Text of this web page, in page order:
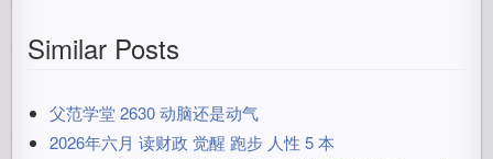
Similar Posts
父范学堂 2630 动脑还是动气
2026年六月 读财政 觉醒 跑步 人性 5 本